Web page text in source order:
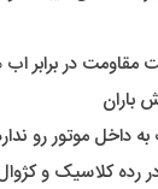
مقاومت در
داخل موتور رو
رده کلاسیک و